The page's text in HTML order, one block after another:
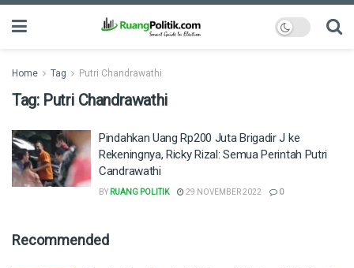
Home Tag Putri Chandrawathi
Tag: Putri Chandrawathi
Pindahkan Uang Rp200 Juta Brigadir J ke
Rekeningnya, Ricky Rizal: Semua Perintah Putri
Candrawathi
BY RUANG POLITIK 29 NOVEMBER 2022 0
Recommended